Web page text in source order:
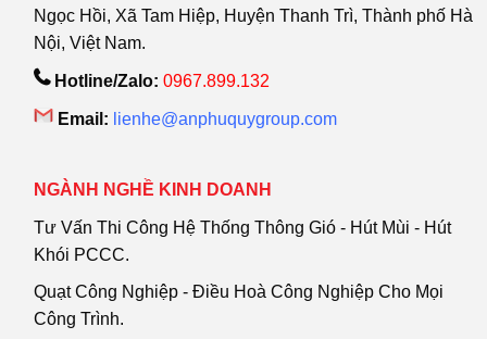
Ngọc Hồi, Xã Tam Hiệp, Huyện Thanh Trì, Thành phố Hà
Nội, Việt Nam.
Hotline/Zalo: 0967.899.132
Email: lienhe@anphuquygroup.com
NGÀNH NGHỀ KINH DOANH
Tư Vấn Thi Công Hệ Thống Thông Gió - Hút Mùi - Hút
Khói PCCC.
Quạt Công Nghiệp - Điều Hoà Công Nghiệp Cho Mọi
Công Trình.